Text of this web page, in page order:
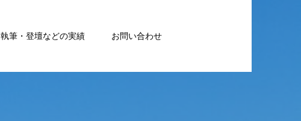
執筆・登壇などの実績 お問い合わせ